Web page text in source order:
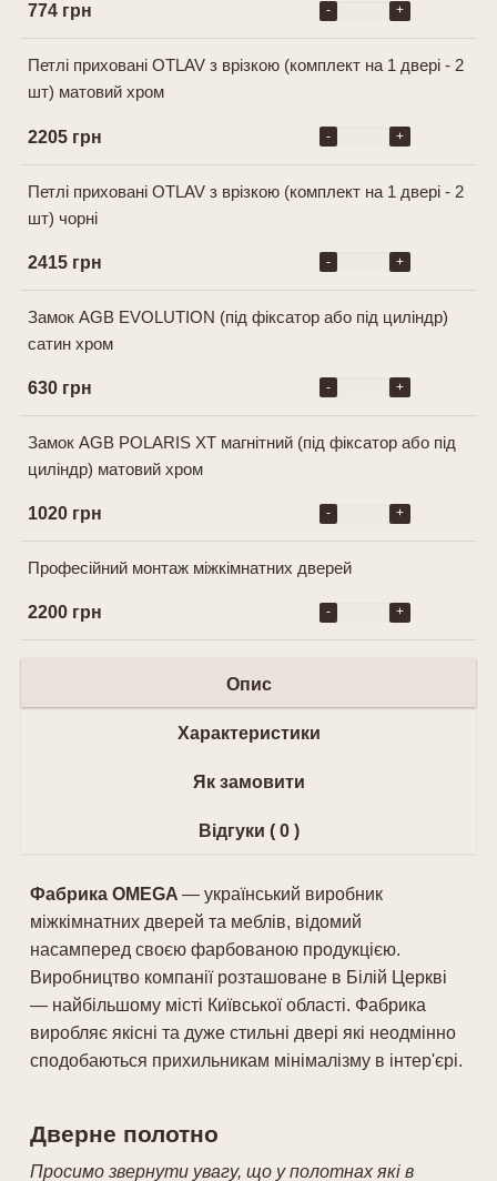
774 грн - +
Петлі приховані OTLAV з врізкою (комплект на 1 двері - 2
шт) матовий хром
2205 грн - +
Петлі приховані OTLAV з врізкою (комплект на 1 двері - 2
шт) чорні
2415 грн - +
Замок AGB EVOLUTION (під фіксатор або під циліндр)
сатин хром
630 грн - +
Замок AGB POLARIS XT магнітний (під фіксатор або під
циліндр) матовий хром
1020 грн - +
Професійний монтаж міжкімнатних дверей
2200 грн - +
Опис
Характеристики
Як замовити
Відгуки ( 0 )
Фабрика OMEGA— український виробник
міжкімнатних дверей та меблів, відомий
насамперед своєю фарбованою продукцією.
Виробництво компанії розташоване в Білій Церкві
— найбільшому місті Київської області. Фабрика
виробляє якісні та дуже стильні двері які неодмінно
сподобаються прихильникам мінімалізму в інтер'єрі.
Дверне полотно
Просимо звернути увагу, що у полотнах які в